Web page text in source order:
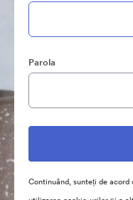
Parola
Continuând, sunteți de acord